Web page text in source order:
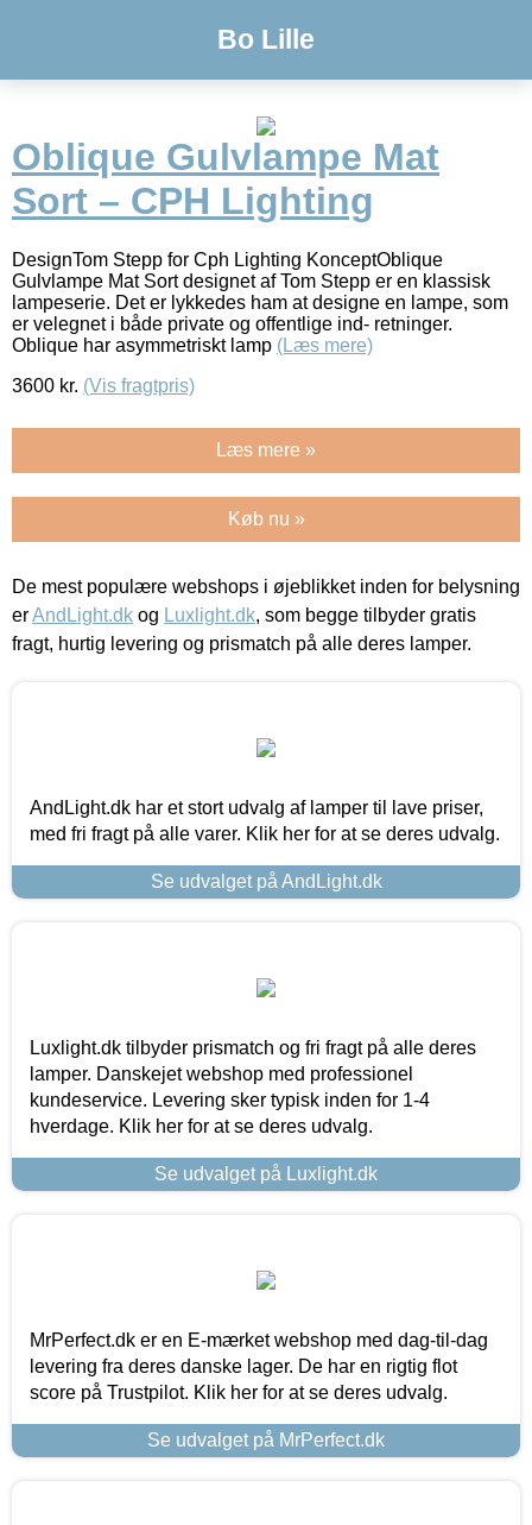
Bo Lille
Oblique Gulvlampe Mat
Sort – CPH Lighting
DesignTom Stepp for Cph Lighting KonceptOblique
Gulvlampe Mat Sort designet af Tom Stepp er en klassisk
lampeserie. Det er lykkedes ham at designe en lampe, som
er velegnet i både private og offentlige ind- retninger.
Oblique har asymmetriskt lamp (Læs mere)
3600 kr. (Vis fragtpris)
Læs mere »
Køb nu »
De mest populære webshops i øjeblikket inden for belysning
erAndLight.dk og Luxlight.dk, som begge tilbyder gratis
fragt, hurtig levering og prismatch på alle deres lamper.
AndLight.dk har et stort udvalg af lamper til lave priser,
med fri fragt på alle varer. Klik her for at se deres udvalg.
Se udvalget på AndLight.dk
Luxlight.dk tilbyder prismatch og fri fragt på alle deres
lamper. Danskejet webshop med professionel
kundeservice. Levering sker typisk inden for 1-4
hverdage. Klik her for at se deres udvalg.
Se udvalget på Luxlight.dk
MrPerfect.dk er en E-mærket webshop med dag-til-dag
levering fra deres danske lager. De har en rigtig flot
score på Trustpilot. Klik her for at se deres udvalg.
Se udvalget på MrPerfect.dk